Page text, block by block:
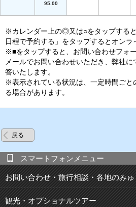
95.00
※カレンダー上の◎又は○をタップする
日程で予約する」をタップするとオンラ
※■をタップすると、お問い合わせフォ
メールでお問い合わせいただき、弊社
答いたします。
※表示されている状況は、一定時間ごと
る場合があります。
戻る
スマートフォンメニュー
お問い合わせ・旅行相談・各地のみゅ
観光・オプショナルツアー